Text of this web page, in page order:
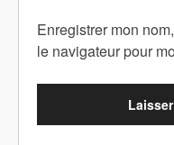
Enregistrer mon
le navigateur pour